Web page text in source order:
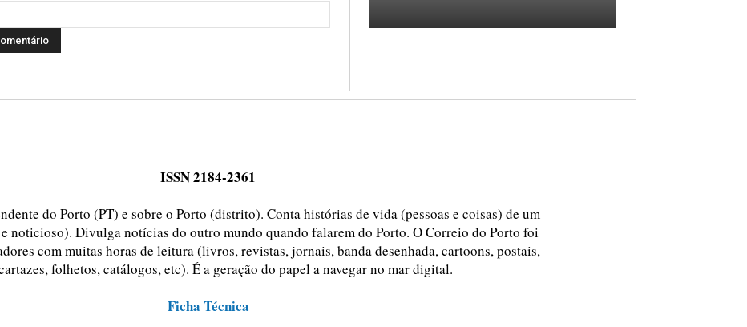
ISSN 2184-2361
do Porto (PT) e sobre o Porto (distrito). Conta histórias de vida (pessoas e coisas) de um
noticioso). Divulga notícias do outro mundo quando falarem do Porto. O Correio do Porto foi
com muitas horas de leitura (livros, revistas, jornais, banda desenhada, cartoons, postais,
folhetos, catálogos, etc). É a geração do papel a navegar no mar digital.
Ficha Técnica